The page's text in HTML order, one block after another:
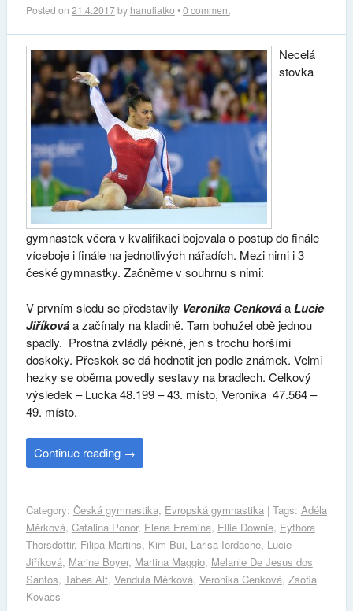
Posted on 21.4.2017by hanuliatko •0 comment
Necelá
stovka
gymnastek včera v kvalifikaci bojovala o postup do finále
víceboje i finále na jednotlivých nářadích. Mezi nimi i 3
české gymnastky. Začněme v souhrnu s nimi:
V prvním sledu se představily Veronika CenkováaLucie
Jiříkováa začínaly na kladině. Tam bohužel obě jednou
spadly. Prostná zvládly pěkně, jen s trochu horšími
doskoky. Přeskok se dá hodnotit jen podle známek. Velmi
hezky se oběma povedly sestavy na bradlech. Celkový
výsledek – Lucka 48.199 – 43. místo, Veronika 47.564 –
49. místo.
Continue reading →
Category: Česká gymnastika, Evropská gymnastika| Tags: Adéla
Měrková, Catalina Ponor, Elena Eremina, Ellie Downie, Eythora
Thorsdottir, Filipa Martins, Kim Bui, Larisa Iordache, Lucie
Jiříková, Marine Boyer, Martina Maggio, Melanie De Jesus dos
Santos, Tabea Alt, Vendula Měrková, Veronika Cenková, Zsofia
Kovacs